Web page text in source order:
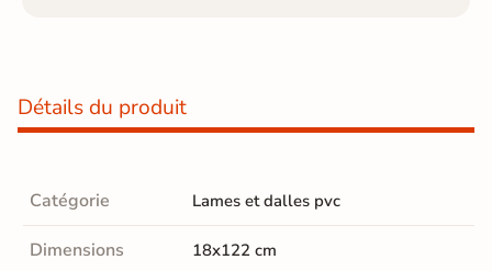
Détails du produit
Catégorie Lames et dalles pvc
Dimensions 18x122 cm